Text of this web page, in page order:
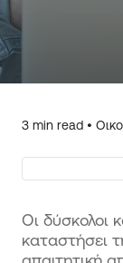
3 min read •
Οι δύσκολοι
καταστήσει
απαιτητική